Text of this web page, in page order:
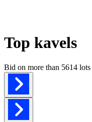
Top kavels
Bid on more than 5614 lots